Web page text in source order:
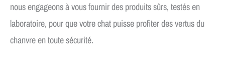
nous engageons à vous fournir des produits sûrs, testés en
laboratoire, pour que votre chat puisse profiter des vertus du
chanvre en toute sécurité.